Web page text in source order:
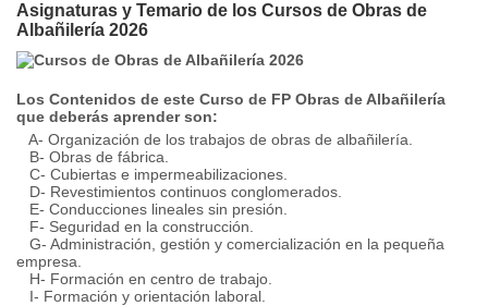
Asignaturas y Temario de los Cursos de Obras de
Albañilería 2026
Los Contenidos de este Curso de FP Obras de Albañilería
que deberás aprender son:
A- Organización de los trabajos de obras de albañilería.
B- Obras de fábrica.
C- Cubiertas e impermeabilizaciones.
D- Revestimientos continuos conglomerados.
E- Conducciones lineales sin presión.
F- Seguridad en la construcción.
G- Administración, gestión y comercialización en la pequeña
empresa.
H- Formación en centro de trabajo.
I- Formación y orientación laboral.